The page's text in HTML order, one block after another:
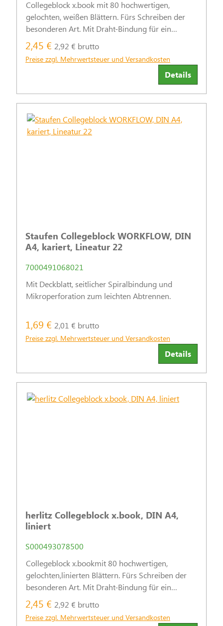
Collegeblock x.book mit 80 hochwertigen,
gelochten, weißen Blättern. Fürs Schreiben der
besonderen Art. Mit Draht-Bindung für ein
einfaches Umblättern und eine lange
Lebensdauer.
2,45 € 2,92 € brutto
Preise zzgl. Mehrwertsteuer und Versandkosten
Details
Staufen Collegeblock WORKFLOW, DIN
A4, kariert, Lineatur 22
7000491068021
Mit Deckblatt, seitlicher Spiralbindung und
Mikroperforation zum leichten Abtrennen.
1,69 € 2,01 € brutto
Preise zzgl. Mehrwertsteuer und Versandkosten
Details
herlitz Collegeblock x.book, DIN A4,
liniert
S000493078500
Collegeblock x.bookmit 80 hochwertigen,
gelochten,linierten Blättern. Fürs Schreiben der
besonderen Art. Mit Draht-Bindung für ein
einfaches Umblättern und eine lange
Lebensdauer.
2,45 € 2,92 € brutto
Preise zzgl. Mehrwertsteuer und Versandkosten